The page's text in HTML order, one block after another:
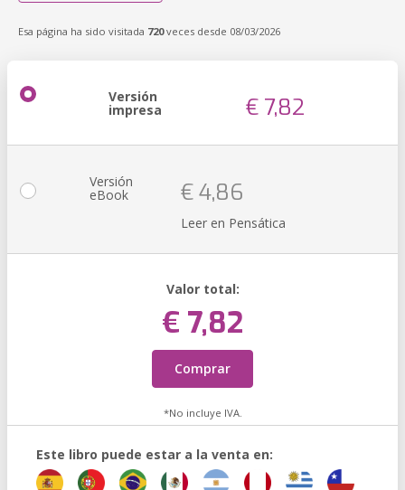
Esa página ha sido visitada 720veces desde 08/03/2026
Versión
impresa € 7,82
Versión
eBook € 4,86
Leer en Pensática
Valor total:
€ 7,82
Comprar
*No incluye IVA.
Este libro puede estar a la venta en: